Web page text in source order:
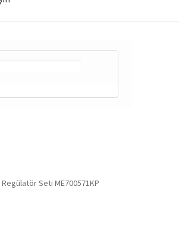
Seti ME700571KP